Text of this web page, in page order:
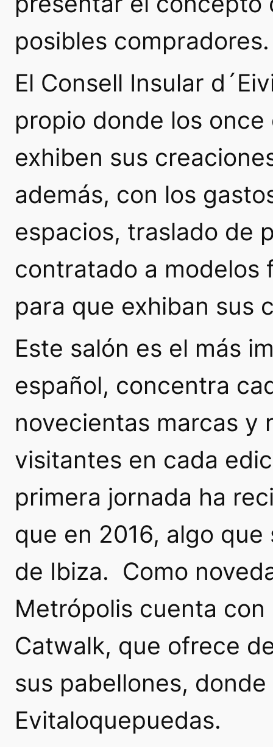
posibles compradores.
El Consell Insular
propio donde los
exhiben sus
además, con los
espacios, traslado de
contratado a modelos
para que exhiban sus
Este salón es el más
español, concentra
novecientas marcas y
visitantes en cada
primera jornada ha
que en 2016, algo
de Ibiza. Como
Metrópolis cuenta con
Catwalk, que ofrece
sus pabellones,
Evitaloquepuedas.